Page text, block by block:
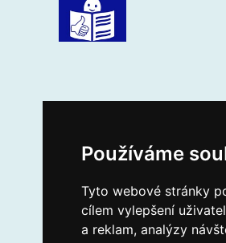
Používáme
Tyto webové stránky
cílem vylepšení
a reklam, analýzy